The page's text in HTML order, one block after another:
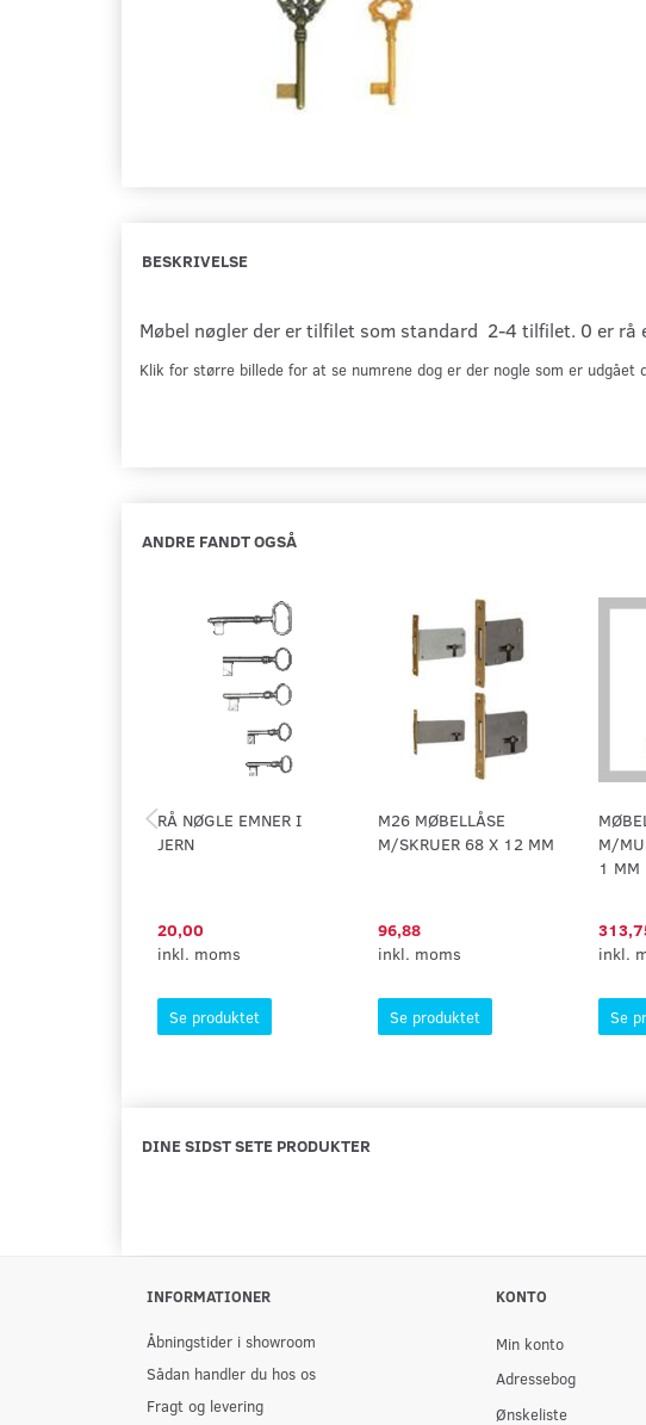
BESKRIVELSE
Møbel nøgler der er tilfilet som standard 2-4 tilfilet. 0 er rå
Klik for større billede for at se numrene dog er der nogle som er
ANDRE FANDT OGSÅ
RÅ NØGLE EMNER I
JERN
20,00
inkl. moms
Se produktet
M26 MØBELLÅSE
M/SKRUER 68 X 12 MM
96,88
inkl. moms
Se produktet
M/
1 MM
inkl.
Se
DINE SIDST SETE PRODUKTER
INFORMATIONER
Åbningstider i showroom
Sådan handler du hos os
Fragt og levering
KONTO
Min konto
Adressebog
Ønskeliste